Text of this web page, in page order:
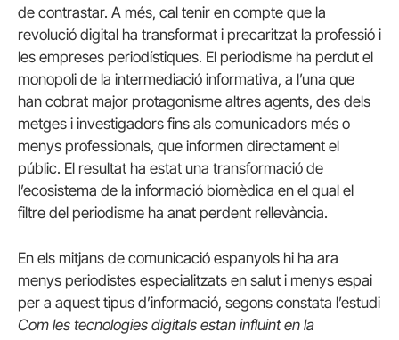
de contrastar. A més, cal tenir en compte que la
revolució digital ha transformat i precaritzat la professió i
les empreses periodístiques. El periodisme ha perdut el
monopoli de la intermediació informativa, a l’una que
han cobrat major protagonisme altres agents, des dels
metges i investigadors fins als comunicadors més o
menys professionals, que informen directament el
públic. El resultat ha estat una transformació de
l’ecosistema de la informació biomèdica en el qual el
filtre del periodisme ha anat perdent rellevància.
En els mitjans de comunicació espanyols hi ha ara
menys periodistes especialitzats en salut i menys espai
per a aquest tipus d’informació, segons constata l’estudi
Com les tecnologies digitals estan influint en la